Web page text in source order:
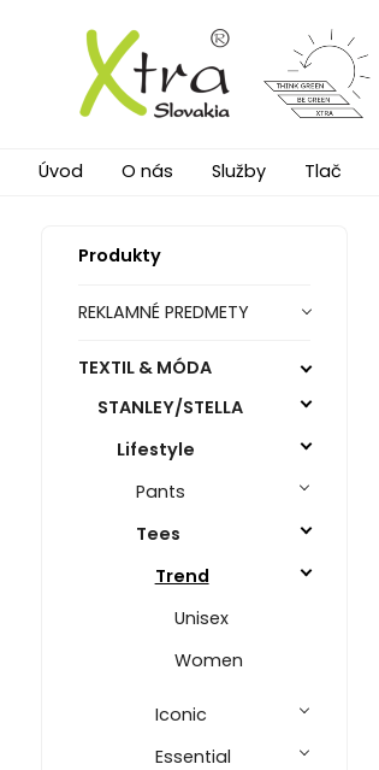
Úvod O nás Služby Tlač
Produkty
REKLAMNÉ PREDMETY
TEXTIL & MÓDA
STANLEY/STELLA
Lifestyle
Pants
Tees
Trend
Unisex
Women
Iconic
Essential